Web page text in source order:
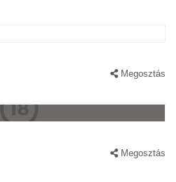
Megosztás
Megosztás